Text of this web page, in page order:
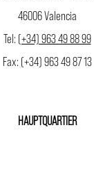
46006 Valencia
Tel: (+34) 963 49 88 99
Fax: (+34) 963 49 87 13
HAUPTQUARTIER